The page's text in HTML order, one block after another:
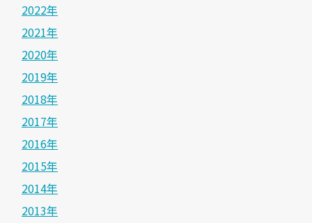
2022年
2021年
2020年
2019年
2018年
2017年
2016年
2015年
2014年
2013年